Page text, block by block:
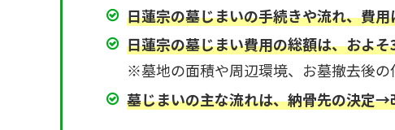
日蓮宗の墓じまいの手続きや流れ、費
日蓮宗の墓じまい費用の総額は、およ
※墓地の面積や周辺環境、お墓撤去後の
墓じまいの主な流れは、納骨先の決